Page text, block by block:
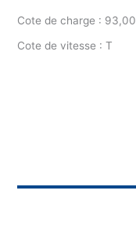
Cote de charge : 93,00
Cote de vitesse : T